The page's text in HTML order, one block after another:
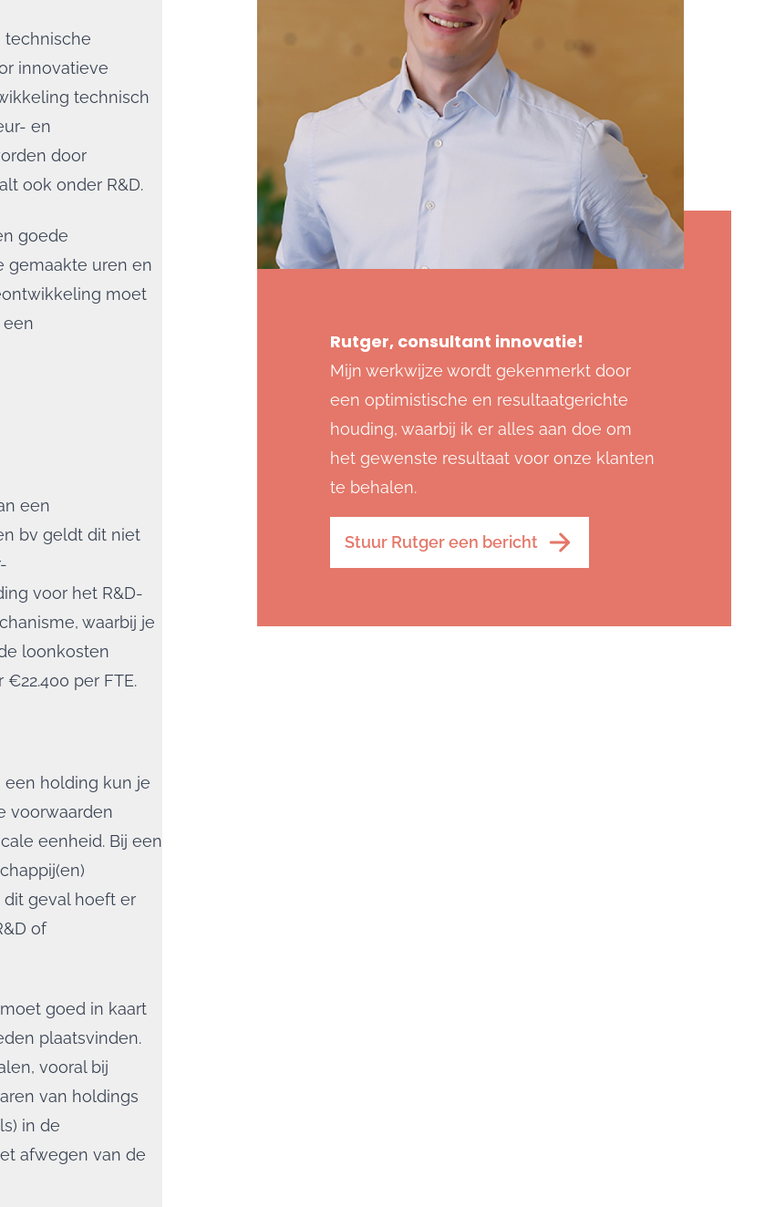
technische
innovatieve
technisch
en
door
ook onder R&D.
goede
gemaakte uren en
moet
een
bv geldt dit niet
voor het R&D-
waarbij je
loonkosten
per FTE.
een holding kun je
voorwaarden
eenheid. Bij een
geval hoeft er
of
goed in kaart
plaatsvinden.
vooral bij
van holdings
in de
afwegen van de
Rutger, consultant innovatie!
Mijn werkwijze wordt gekenmerkt door
een optimistische en resultaatgerichte
houding, waarbij ik er alles aan doe om
het gewenste resultaat voor onze klanten
te behalen.
Stuur Rutger een bericht